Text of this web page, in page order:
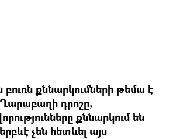
բուռն քննարկումների թեմա է
Ղարաբաղի դրոշը,
քննարկում են
չեն հետևել այս